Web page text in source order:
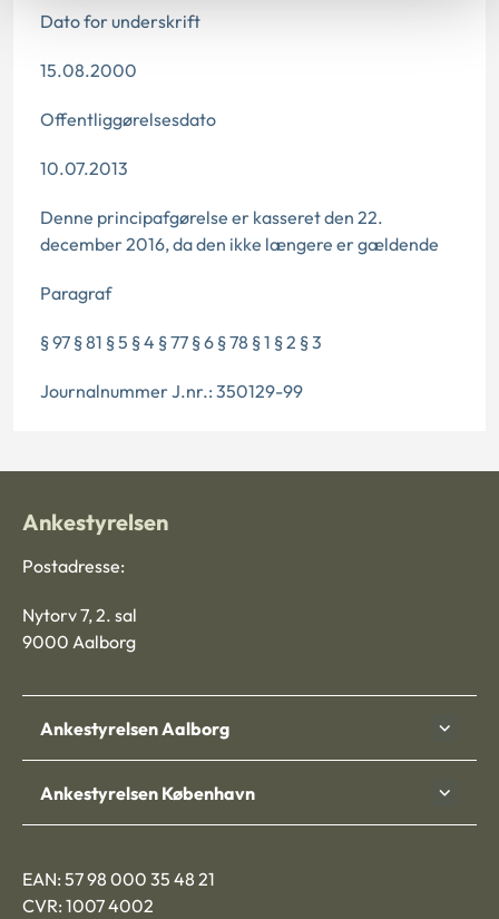
Dato for underskrift
15.08.2000
Offentliggørelsesdato
10.07.2013
Denne principafgørelse er kasseret den 22.
december 2016, da den ikke længere er gældende
Paragraf
§ 97 § 81 § 5 § 4 § 77 § 6 § 78 § 1 § 2 § 3
Journalnummer J.nr.: 350129-99
Ankestyrelsen
Postadresse:
Nytorv 7, 2. sal
9000 Aalborg
Ankestyrelsen Aalborg
Ankestyrelsen København
EAN: 57 98 000 35 48 21
CVR: 1007 4002